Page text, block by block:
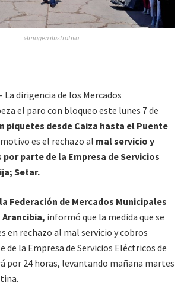
»Imagen ilustrativa
La dirigencia de los Mercados
el paro con bloqueo este lunes 7 de
piquetes desde Caiza hasta el Puente
es el rechazo al mal servicio y
parte de la Empresa de Servicios
Setar.
Federación de Mercados Municipales
Arancibia, informó que la medida que se
en rechazo al mal servicio y cobros
de la Empresa de Servicios Eléctricos de
por 24 horas, levantando mañana martes